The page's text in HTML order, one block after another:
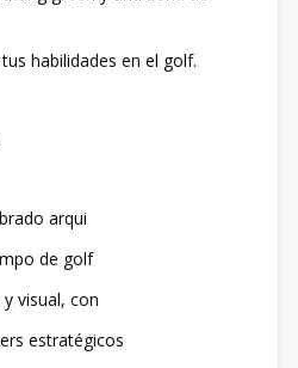
habilidades en el golf.
arqui
de golf
visual, con
estratégicos